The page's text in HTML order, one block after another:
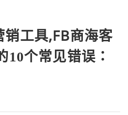
工具,FB商海客
10个常见错误：